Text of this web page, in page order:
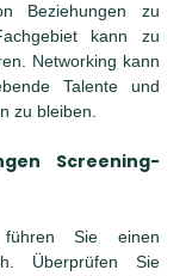
Beziehungen zu
kann zu
Networking kann
Talente und
zu bleiben.
Screening-
führen Sie einen
Überprüfen Sie